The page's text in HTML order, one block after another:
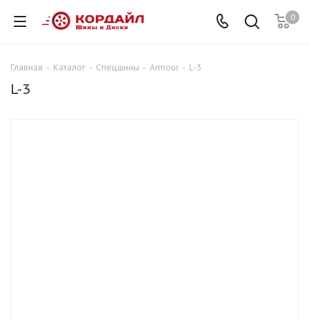
0
Главная - Каталог - Спецшины - Armour - L-3
L-3